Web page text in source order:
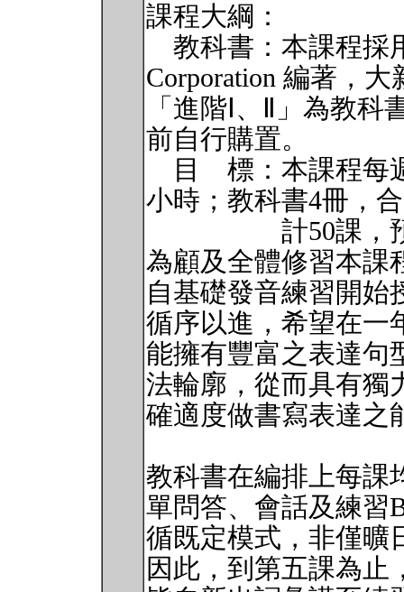
課程大綱：
教科書：本課程採
Corporation 編著，
「進階Ⅰ、Ⅱ」為教
前自行購置。
目 標：本課程每
小時；教科書4冊，合
計50課，預計
為顧及全體修習本課
自基礎發音練習開始
循序以進，希望在一
能擁有豐富之表達句
法輪廓，從而具有獨
確適度做書寫表達之
教科書在編排上每課
單問答、會話及練習
循既定模式，非僅曠
因此，到第五課為止